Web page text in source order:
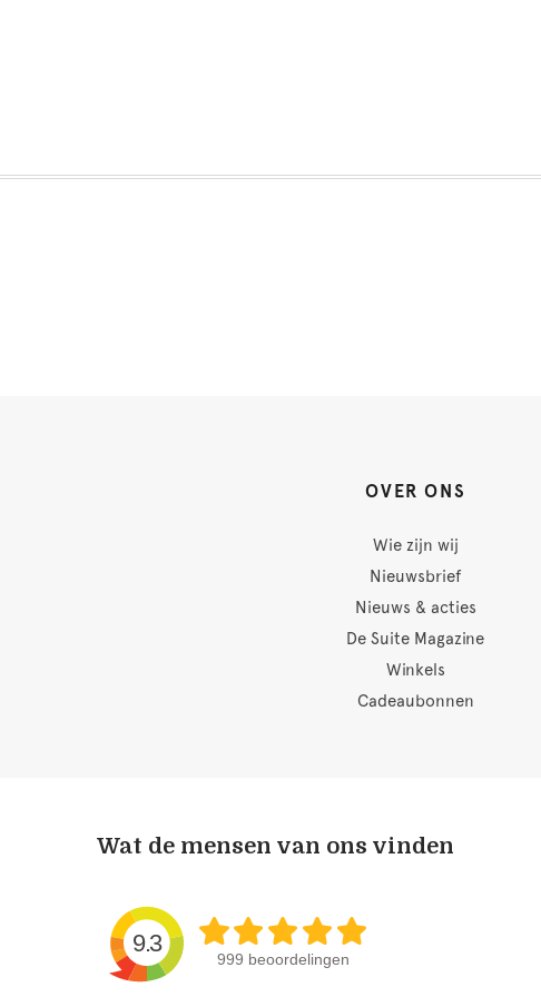
OVER ONS
Wie zijn wij
Nieuwsbrief
Nieuws & acties
De Suite Magazine
Winkels
Cadeaubonnen
Wat de mensen van ons vinden
9.3
999 beoordelingen